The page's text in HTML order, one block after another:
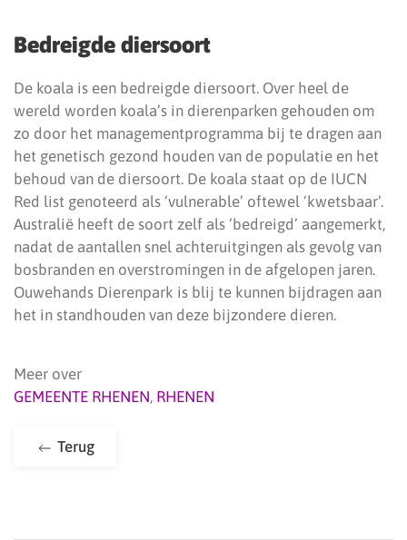
Bedreigde diersoort
De koala is een bedreigde diersoort. Over heel de
wereld worden koala’s in dierenparken gehouden om
zo door het managementprogramma bij te dragen aan
het genetisch gezond houden van de populatie en het
behoud van de diersoort. De koala staat op de IUCN
Red list genoteerd als ‘vulnerable’ oftewel ‘kwetsbaar’.
Australië heeft de soort zelf als ‘bedreigd’ aangemerkt,
nadat de aantallen snel achteruitgingen als gevolg van
bosbranden en overstromingen in de afgelopen jaren.
Ouwehands Dierenpark is blij te kunnen bijdragen aan
het in standhouden van deze bijzondere dieren.
Meer over
GEMEENTE RHENEN, RHENEN
Terug